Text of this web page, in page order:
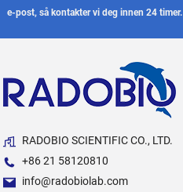
e-post, så kontakter vi deg innen 24 timer.
RADOBIO SCIENTIFIC CO., LTD.
+86 21 58120810
info@radobiolab.com